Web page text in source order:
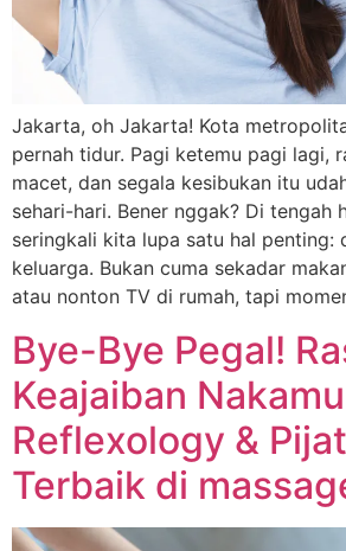
Jakarta, oh Jakarta! Kota
pernah tidur. Pagi ketemu pagi lagi,
macet, dan segala kesibukan itu
sehari-hari. Bener nggak? Di tengah
seringkali kita lupa satu hal penting:
keluarga. Bukan cuma sekadar
atau nonton TV di rumah, tapi
Bye-Bye Pegal!
Keajaiban
Reflexology &
Terbaik di